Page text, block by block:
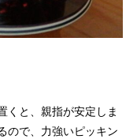
くと、親指が安定しま
ので、力強いピッキン